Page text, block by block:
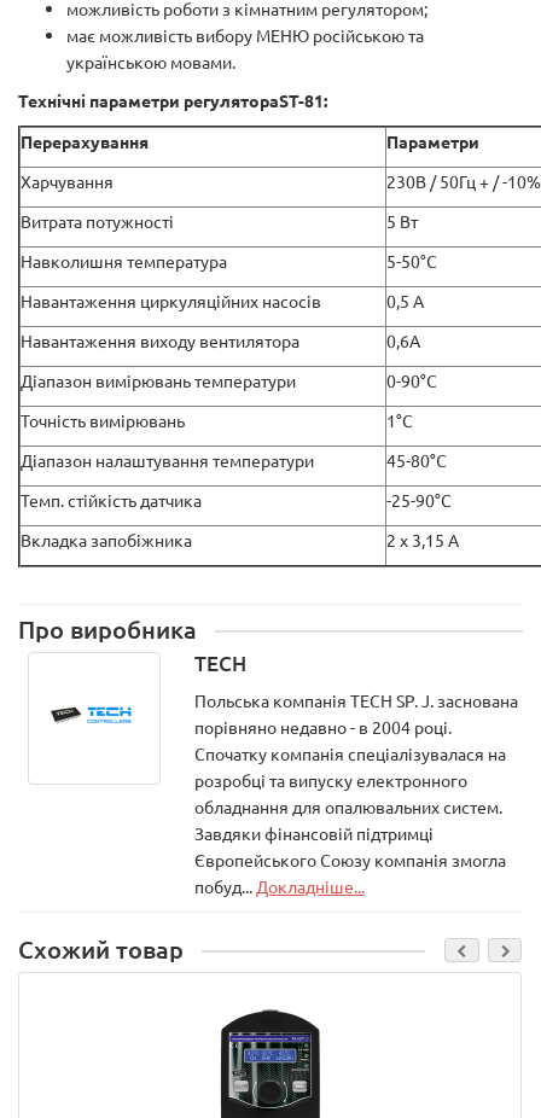
можливість роботи з кімнатним регулятором;
має можливість вибору МЕНЮ російською та
українською мовами.
Технічні параметри регулятораST-81:
Перерахування
Параметри
Харчування
230В / 50Гц + / -10%
Витрата потужності
5 Вт
Навколишня температура
5-50°C
Навантаження циркуляційних насосів
0,5 A
Навантаження виходу вентилятора
0,6A
Діапазон вимірювань температури
0-90°C
Точність вимірювань
1°C
Діапазон налаштування температури
45-80°C
Темп. стійкість датчика
-25-90°C
Вкладка запобіжника
2 х 3,15 А
Про виробника
TECH
Польська компанія TECH SP. J. заснована
порівняно недавно - в 2004 році.
Спочатку компанія спеціалізувалася на
розробці та випуску електронного
обладнання для опалювальних систем.
Завдяки фінансовій підтримці
Європейського Союзу компанія змогла
побуд... Докладніше...
Схожий товар